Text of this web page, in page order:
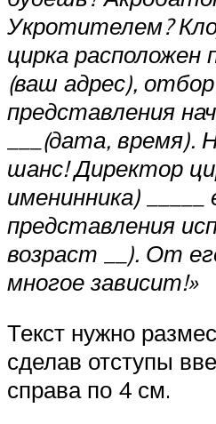
Укротителем?
цирка расположен
(ваш адрес),
представления
___(дата, время).
шанс! Директор
именинника) _____
представления
возраст __). От
многое зависит!»
Текст нужно
сделав отступы
справа по 4 см.